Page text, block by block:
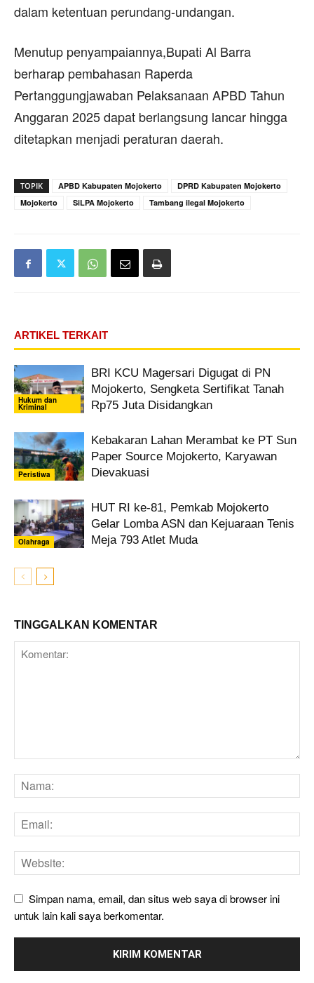
dalam ketentuan perundang-undangan.
Menutup penyampaiannya,Bupati Al Barra
berharap pembahasan Raperda
Pertanggungjawaban Pelaksanaan APBD Tahun
Anggaran 2025 dapat berlangsung lancar hingga
ditetapkan menjadi peraturan daerah.
TOPIK APBD Kabupaten Mojokerto
DPRD Kabupaten Mojokerto
Mojokerto
SiLPA Mojokerto Tambang ilegal Mojokerto
ARTIKEL TERKAIT
Hukum dan
Kriminal
BRI KCU Magersari Digugat di PN
Mojokerto, Sengketa Sertifikat Tanah
Rp75 Juta Disidangkan
Peristiwa
Kebakaran Lahan Merambat ke PT Sun
Paper Source Mojokerto, Karyawan
Dievakuasi
Olahraga
HUT RI ke-81, Pemkab Mojokerto
Gelar Lomba ASN dan Kejuaraan Tenis
Meja 793 Atlet Muda
TINGGALKAN KOMENTAR
Simpan nama, email, dan situs web saya di browser ini
untuk lain kali saya berkomentar.